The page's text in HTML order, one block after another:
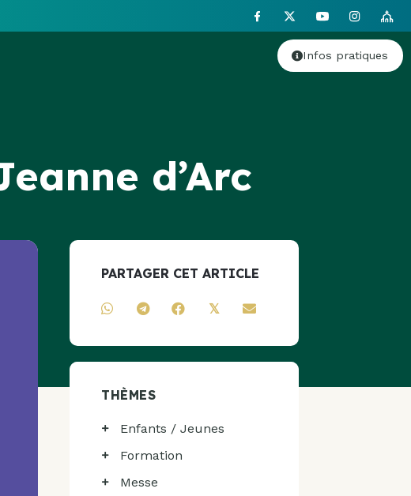
Infos pratiques
d’Arc
PARTAGER CET ARTICLE
𝕏
THÈMES
Enfants / Jeunes
Formation
Messe